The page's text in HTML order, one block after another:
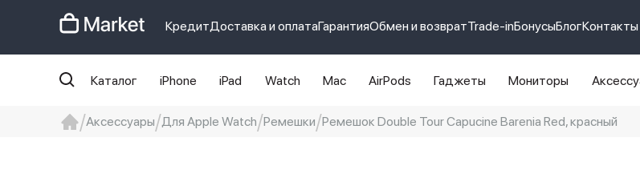
КредитДоставка и оплатаГарантияОбмен и возвратTrade-inБонусыБлогКонтакты
Каталог iPhone iPad Watch Mac AirPods Гаджеты Мониторы
Аксессуары Для Apple Watch Ремешки Ремешок Double Tour Capucine Barenia Red, красный